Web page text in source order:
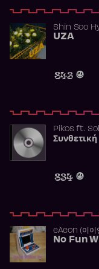
Shin Soo
UZA
843
Pikosft.
834
​eAeon (이이
No Fun